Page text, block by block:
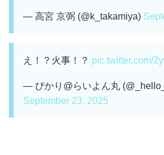
— 高宮 京弼 (@k_takamiya)
え！？火事！？ pic.twitter.com/
— ぴかり@らいよん丸
September 23, 2025